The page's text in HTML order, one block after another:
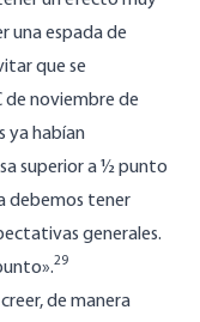
una espada de
que se
de noviembre de
ya habían
superior a ½ punto
debemos tener
generales.
29
de manera